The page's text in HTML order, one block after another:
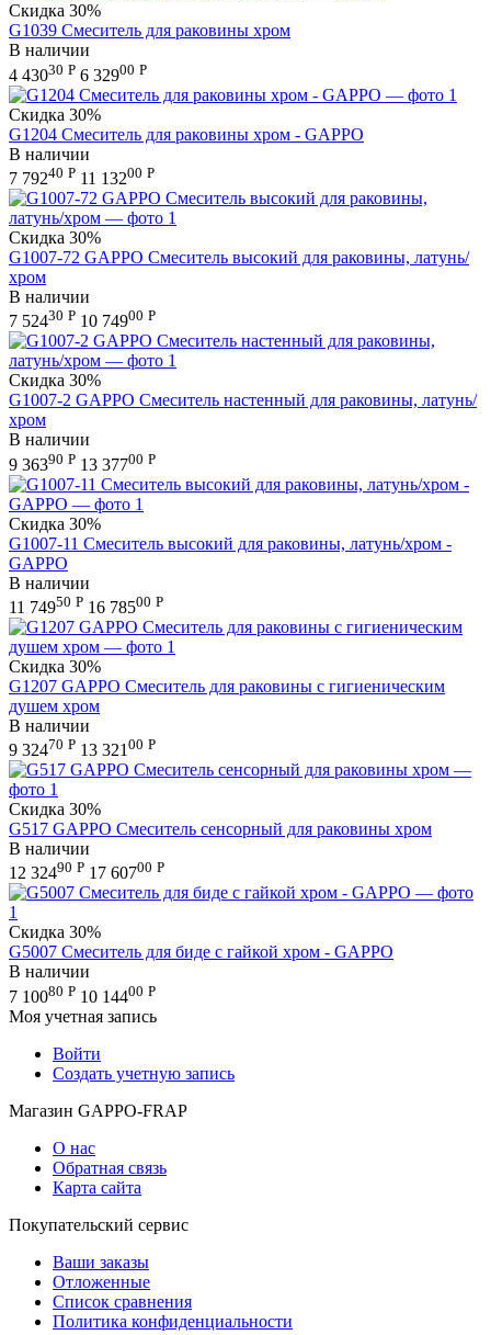
Скидка 30%
G1039 Смеситель для раковины хром
В наличии
4 43030 Р 6 32900 Р
Скидка 30%
G1204 Смеситель для раковины хром - GAPPO
В наличии
7 79240 Р 11 13200 Р
Скидка 30%
G1007-72 GAPPO Смеситель высокий для раковины, латунь/
хром
В наличии
7 52430 Р 10 74900 Р
Скидка 30%
G1007-2 GAPPO Смеситель настенный для раковины, латунь/
хром
В наличии
9 36390 Р 13 37700 Р
Скидка 30%
G1007-11 Смеситель высокий для раковины, латунь/хром -
GAPPO
В наличии
11 74950 Р 16 78500 Р
Скидка 30%
G1207 GAPPO Смеситель для раковины с гигиеническим
душем хром
В наличии
9 32470 Р 13 321 00 Р
Скидка 30%
G517 GAPPO Смеситель сенсорный для раковины хром
В наличии
12 32490 Р 17 60700 Р
Скидка 30%
G5007 Смеситель для биде с гайкой хром - GAPPO
В наличии
7 10080 Р 10 14400 Р
Моя учетная запись
Войти
Создать учетную запись
Магазин GAPPO-FRAP
О нас
Обратная связь
Карта сайта
Покупательский сервис
Ваши заказы
Отложенные
Список сравнения
Политика конфиденциальности